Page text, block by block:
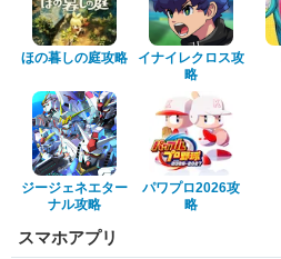
ほの暮しの庭攻略
イナイレクロス攻
略
ジージェネエター
ナル攻略
パワプロ2026攻
略
スマホアプリ